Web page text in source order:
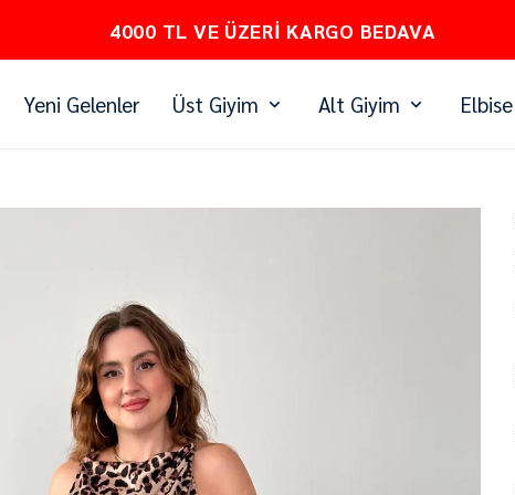
PEŞİN FİYATINA 3 TAKSİT
Yeni Gelenler Üst Giyim Alt Giyim Elbise